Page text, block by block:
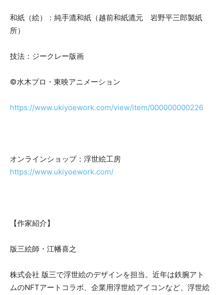
和紙（絵）：純手漉和紙（越前和紙漉元 岩野平三郎製紙
所）
技法：ジークレー版画
©水木プロ・東映アニメーション
https://www.ukiyoework.com/view/item/000000000226
オンラインショップ：浮世絵工房
https://www.ukiyoework.com/
【作家紹介】
版三絵師・江幡喜之
株式会社 版三で浮世絵のデザインを担当。近年は鉄腕アト
ムのNFTアートコラボ、企業用浮世絵アイコンなど、浮世絵